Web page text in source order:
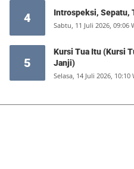
4 Introspeksi, Sepatu,
Sabtu, 11 Juli 2026, 09:06
5
Kursi Tua Itu (Kursi
Janji)
Selasa, 14 Juli 2026, 10:10